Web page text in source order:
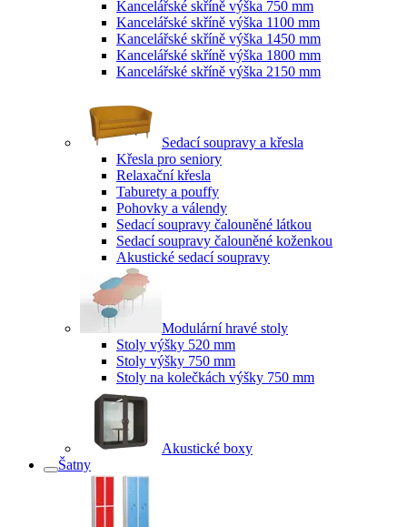
Kancelářské skříně výška 750 mm
Kancelářské skříně výška 1100 mm
Kancelářské skříně výška 1450 mm
Kancelářské skříně výška 1800 mm
Kancelářské skříně výška 2150 mm
Sedací soupravy a křesla
Křesla pro seniory
Relaxační křesla
Taburety a pouffy
Pohovky a válendy
Sedací soupravy čalouněné látkou
Sedací soupravy čalouněné koženkou
Akustické sedací soupravy
Modulární hravé stoly
Stoly výšky 520 mm
Stoly výšky 750 mm
Stoly na kolečkách výšky 750 mm
Akustické boxy
Šatny